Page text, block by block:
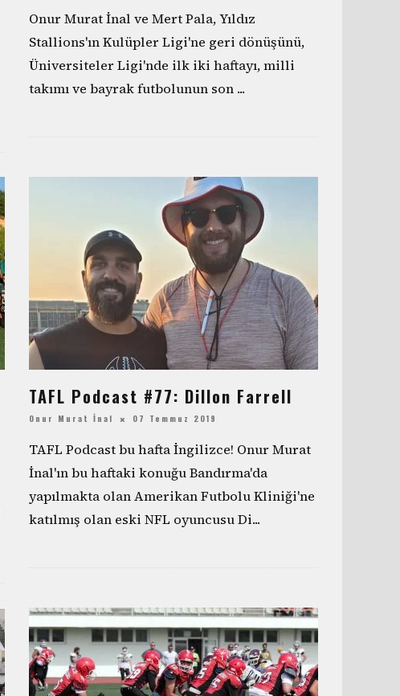
Onur Murat İnal ve Mert Pala, Yıldız
Stallions'ın Kulüpler Ligi'ne geri dönüşünü,
Üniversiteler Ligi'nde ilk iki haftayı, milli
takımı ve bayrak futbolunun son ...
TAFL Podcast #77: Dillon Farrell
Onur Murat İnal 07 Temmuz 2019
TAFL Podcast bu hafta İngilizce! Onur Murat
İnal'ın bu haftaki konuğu Bandırma'da
yapılmakta olan Amerikan Futbolu Kliniği'ne
katılmış olan eski NFL oyuncusu Di...